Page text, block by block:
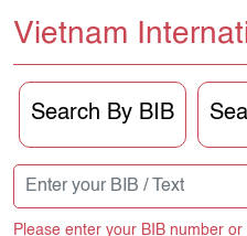
Vietnam
Search By BIB
Please enter your BIB number